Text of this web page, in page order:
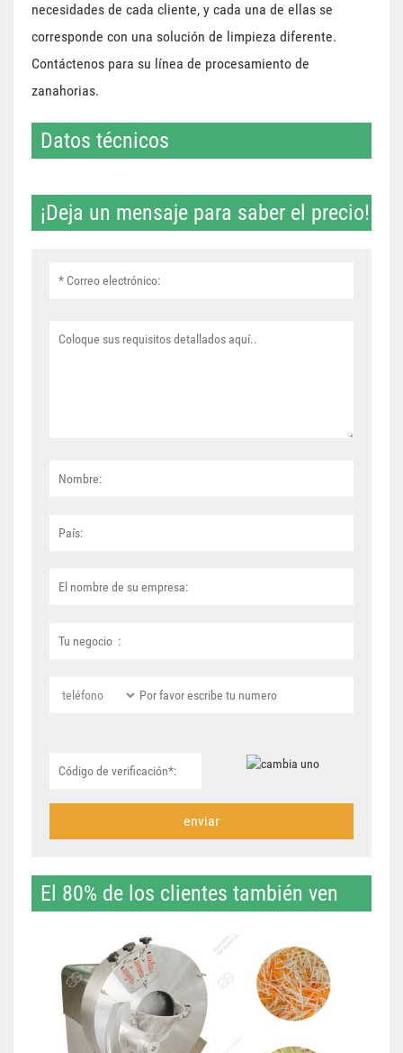
necesidades de cada cliente, y cada una de ellas se
corresponde con una solución de limpieza diferente.
Contáctenos para su línea de procesamiento de
zanahorias.
Datos técnicos
¡Deja un mensaje para saber el precio!
enviar
El 80% de los clientes también ven